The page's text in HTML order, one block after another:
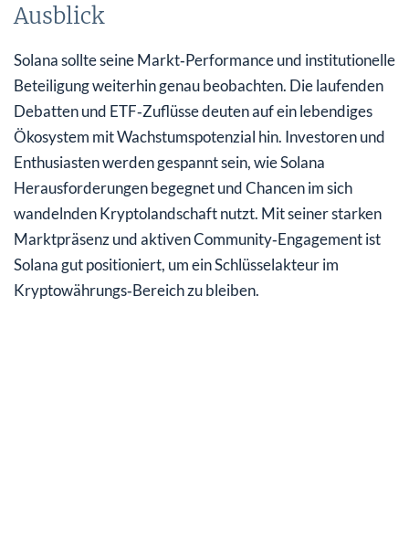
Ausblick
Solana sollte seine Markt‑Performance und institutionelle
Beteiligung weiterhin genau beobachten. Die laufenden
Debatten und ETF‑Zuflüsse deuten auf ein lebendiges
Ökosystem mit Wachstumspotenzial hin. Investoren und
Enthusiasten werden gespannt sein, wie Solana
Herausforderungen begegnet und Chancen im sich
wandelnden Kryptolandschaft nutzt. Mit seiner starken
Marktpräsenz und aktiven Community‑Engagement ist
Solana gut positioniert, um ein Schlüsselakteur im
Kryptowährungs‑Bereich zu bleiben.